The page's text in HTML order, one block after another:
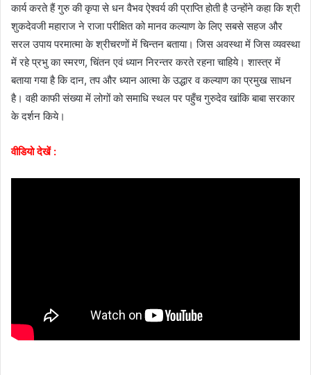
कार्य करते हैं गुरु की कृपा से धन वैभव ऐश्वर्य की प्राप्ति होती है उन्होंने कहा कि श्री
शुकदेवजी महाराज ने राजा परीक्षित को मानव कल्याण के लिए सबसे सहज और
सरल उपाय परमात्मा के श्रीचरणों में चिन्तन बताया। जिस अवस्था में जिस व्यवस्था
में रहे प्रभु का स्मरण, चिंतन एवं ध्यान निरन्तर करते रहना चाहिये। शास्त्र में
बताया गया है कि दान, तप और ध्यान आत्मा के उद्धार व कल्याण का प्रमुख साधन
है। वही काफी संख्या में लोगों को समाधि स्थल पर पहुँच गुरुदेव खांकि बाबा सरकार
के दर्शन किये।
वीडियो देखें :